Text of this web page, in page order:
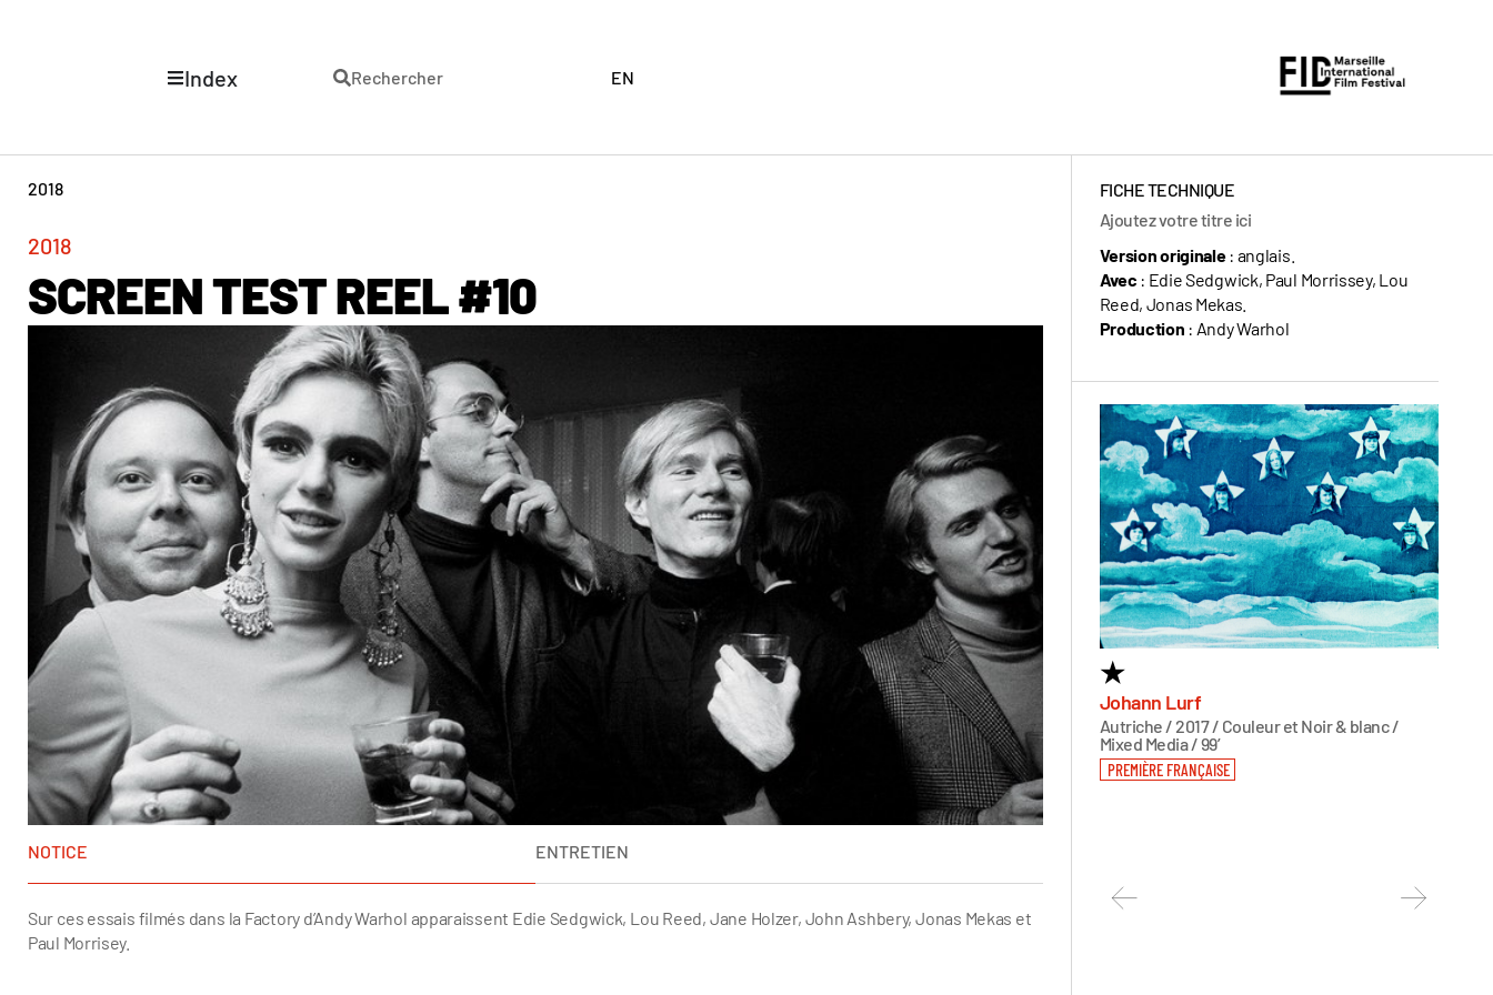
Rechercher EN
Index
2018
2018
SCREEN TEST REEL #10
NOTICE ENTRETIEN
Sur ces essais filmés dans la Factory d’Andy Warhol apparaissent Edie Sedgwick, Lou Reed, Jane Holzer, John Ashbery, Jonas Mekas et
Paul Morrisey.
FICHE TECHNIQUE
Ajoutez votre titre ici
Version originale : anglais.
Avec : Edie Sedgwick, Paul Morrissey, Lou
Reed, Jonas Mekas.
Production : Andy Warhol
★
Johann Lurf
Autriche / 2017 / Couleur et Noir & blanc /
Mixed Media / 99’
PREMIÈRE FRANÇAISE